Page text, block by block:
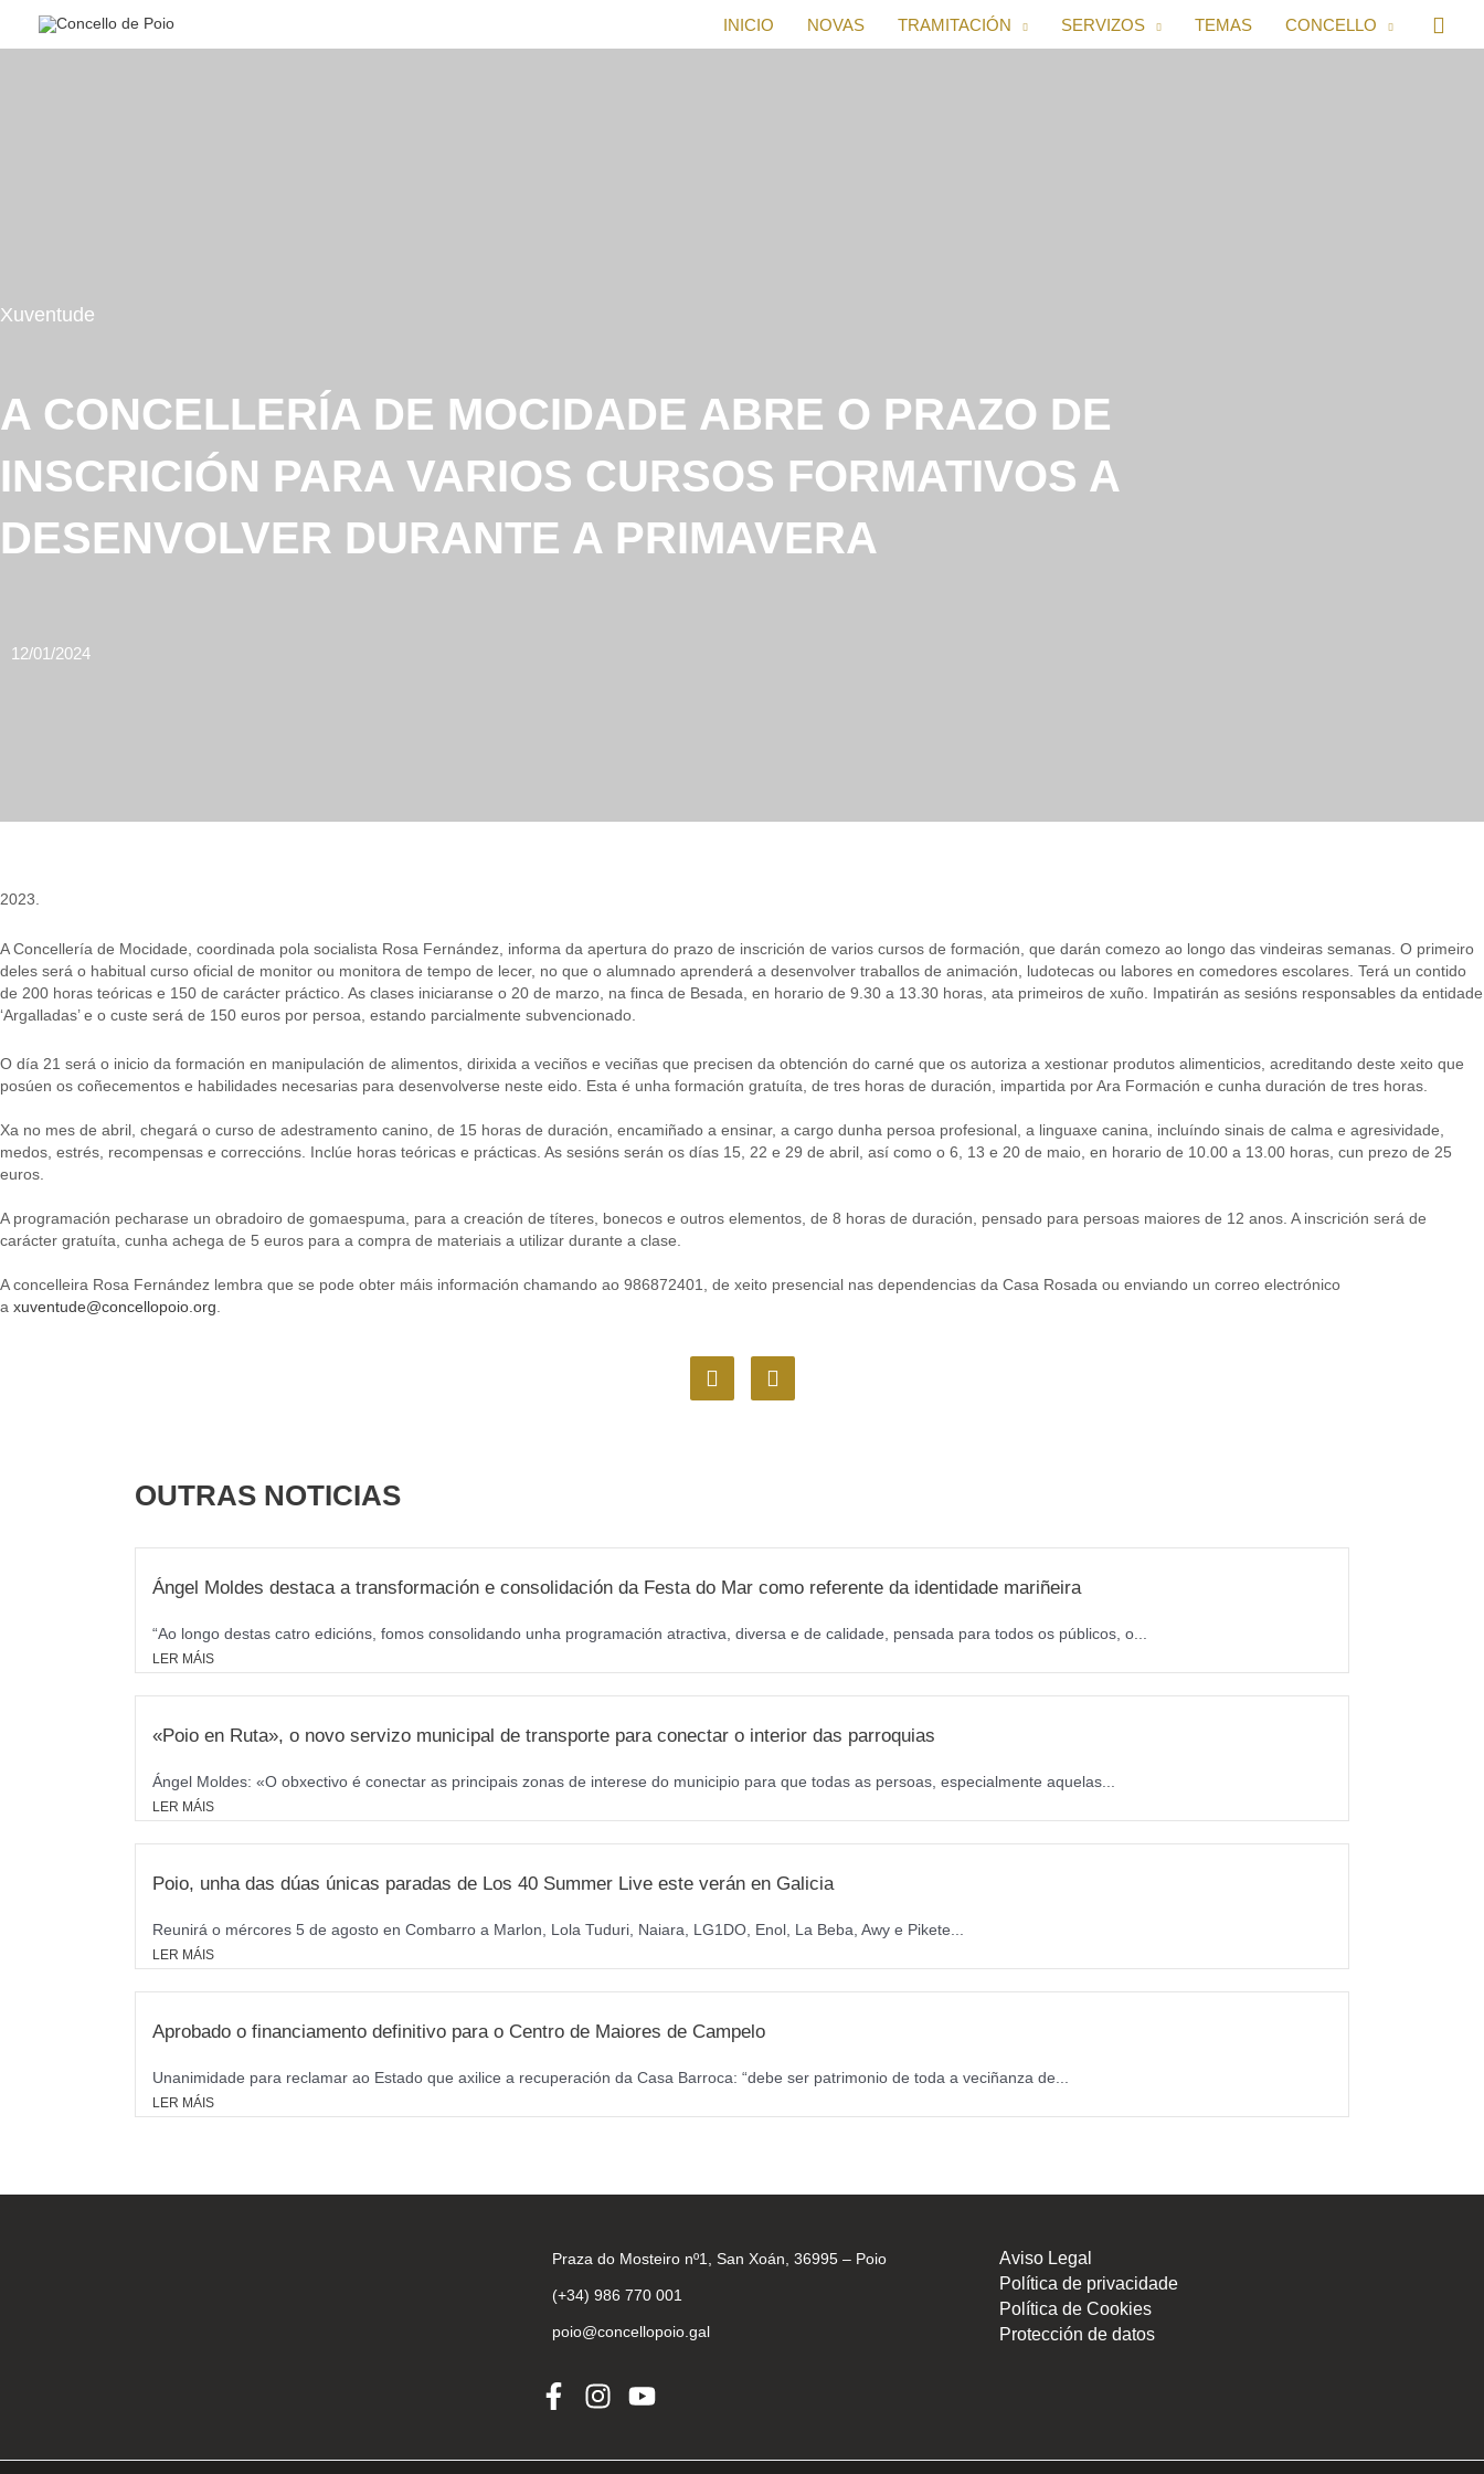
INICIO NOVAS TRAMITACIÓN SERVIZOS TEMAS CONCELLO
Xuventude
A CONCELLERÍA DE MOCIDADE ABRE O PRAZO DE
INSCRICIÓN PARA VARIOS CURSOS FORMATIVOS A
DESENVOLVER DURANTE A PRIMAVERA
12/01/2024
2023.
A Concellería de Mocidade, coordinada pola socialista Rosa Fernández, informa da apertura do prazo de inscrición de varios cursos de formación, que darán comezo ao longo das vindeiras semanas. O primeiro
deles será o habitual curso oficial de monitor ou monitora de tempo de lecer, no que o alumnado aprenderá a desenvolver traballos de animación, ludotecas ou labores en comedores escolares. Terá un contido
de 200 horas teóricas e 150 de carácter práctico. As clases iniciaranse o 20 de marzo, na finca de Besada, en horario de 9.30 a 13.30 horas, ata primeiros de xuño. Impatirán as sesións responsables da entidade
‘Argalladas’ e o custe será de 150 euros por persoa, estando parcialmente subvencionado.
O día 21 será o inicio da formación en manipulación de alimentos, dirixida a veciños e veciñas que precisen da obtención do carné que os autoriza a xestionar produtos alimenticios, acreditando deste xeito que
posúen os coñecementos e habilidades necesarias para desenvolverse neste eido. Esta é unha formación gratuíta, de tres horas de duración, impartida por Ara Formación e cunha duración de tres horas.
Xa no mes de abril, chegará o curso de adestramento canino, de 15 horas de duración, encamiñado a ensinar, a cargo dunha persoa profesional, a linguaxe canina, incluíndo sinais de calma e agresividade,
medos, estrés, recompensas e correccións. Inclúe horas teóricas e prácticas. As sesións serán os días 15, 22 e 29 de abril, así como o 6, 13 e 20 de maio, en horario de 10.00 a 13.00 horas, cun prezo de 25
euros.
A programación pecharase un obradoiro de gomaespuma, para a creación de títeres, bonecos e outros elementos, de 8 horas de duración, pensado para persoas maiores de 12 anos. A inscrición será de
carácter gratuíta, cunha achega de 5 euros para a compra de materiais a utilizar durante a clase.
A concelleira Rosa Fernández lembra que se pode obter máis información chamando ao 986872401, de xeito presencial nas dependencias da Casa Rosada ou enviando un correo electrónico
a xuventude@concellopoio.org
F
a
I
n
m
OUTRAS NOTICIAS
Ángel Moldes destaca a transformación e consolidación da Festa do Mar como referente da identidade mariñeira
“Ao longo destas catro edicións, fomos consolidando unha programación atractiva, diversa e de calidade, pensada para todos os públicos, o...
LER MÁIS
«Poio en Ruta», o novo servizo municipal de transporte para conectar o interior das parroquias
Ángel Moldes: «O obxectivo é conectar as principais zonas de interese do municipio para que todas as persoas, especialmente aquelas...
LER MÁIS
Poio, unha das dúas únicas paradas de Los 40 Summer Live este verán en Galicia
Reunirá o mércores 5 de agosto en Combarro a Marlon, Lola Tuduri, Naiara, LG1DO, Enol, La Beba, Awy e Pikete...
LER MÁIS
Aprobado o financiamento definitivo para o Centro de Maiores de Campelo
Unanimidade para reclamar ao Estado que axilice a recuperación da Casa Barroca: “debe ser patrimonio de toda a veciñanza de...
LER MÁIS
Praza do Mosteiro nº1, San Xoán, 36995 – Poio
(+34) 986 770 001
poio@concellopoio.gal
Aviso Legal
Política de privacidade
Política de Cookies
Protección de datos